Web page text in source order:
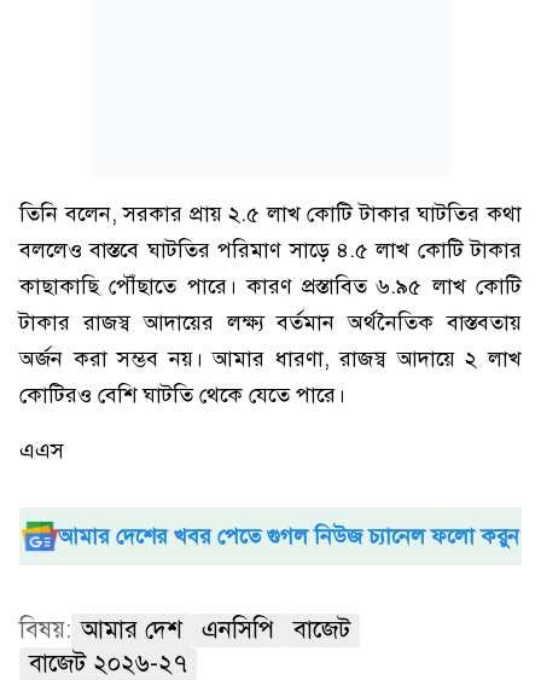
তিনি বলেন, সরকার প্রায় ২.৫ লাখ কোটি টাকার ঘাটতির কথা
বললেও বাস্তবে ঘাটতির পরিমাণ সাড়ে ৪.৫ লাখ কোটি টাকার
কাছাকাছি পৌঁছাতে পারে। কারণ প্রস্তাবিত ৬.৯৫ লাখ কোটি
টাকার রাজস্ব আদায়ের লক্ষ্য বর্তমান অর্থনৈতিক বাস্তবতায়
অর্জন করা সম্ভব নয়। আমার ধারণা, রাজস্ব আদায়ে ২ লাখ
কোটিরও বেশি ঘাটতি থেকে যেতে পারে।
এএস
আমার দেশের খবর পেতে গুগল নিউজ চ্যানেল ফলো করুন
বিষয়: আমার দেশ এনসিপি
বাজেট
বাজেট ২০২৬-২৭